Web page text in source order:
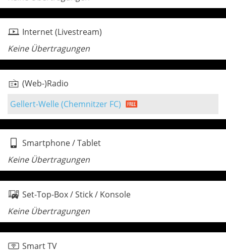
Internet (Livestream)
Keine Übertragungen
(Web-)Radio
Gellert-Welle (Chemnitzer FC)
Smartphone / Tablet
Keine Übertragungen
Set-Top-Box / Stick / Konsole
Keine Übertragungen
Smart TV